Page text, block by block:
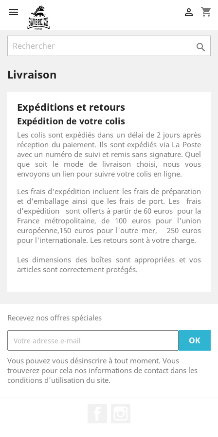
 shopping_cart


Livraison
Expéditions et retours
Expédition de votre colis
Les colis sont expédiés dans un délai de 2 jours après
réception du paiement. Ils sont expédiés via La Poste
avec un numéro de suivi et remis sans signature. Quel
que soit le mode de livraison choisi, nous vous
envoyons un lien pour suivre votre colis en ligne.
Les frais d'expédition incluent les frais de préparation
et d'emballage ainsi que les frais de port. Les frais
d'expédition sont offerts à partir de 60 euros pour la
France métropolitaine, de 100 euros pour l'union
européenne,150 euros pour l'outre mer, 250 euros
pour l'internationale. Les retours sont à votre charge.
Les dimensions des boîtes sont appropriées et vos
articles sont correctement protégés.
Recevez nos offres spéciales
Vous pouvez vous désinscrire à tout moment. Vous
trouverez pour cela nos informations de contact dans les
conditions d'utilisation du site.